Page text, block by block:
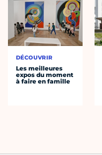
DÉCOUVRIR
Les meilleures
expos du moment
à faire en famille